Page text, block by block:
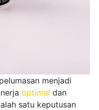
menjadi
optimal dan
satu keputusan